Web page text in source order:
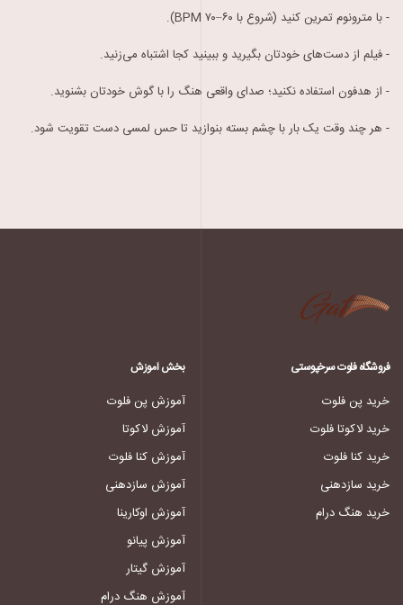
-با مترونوم تمرین کنید (شروع با ۶۰– ۷۰ BPM).
-فیلم از دست‌های خودتان بگیرید و ببینید کجا اشتباه می‌زنید.
- از هدفون استفاده نکنید؛ صدای واقعی هنگ را باگوش خودتان بشنوید.
- هرچند وقت یکبار باچشم بسته بنوازید تا حس لمسی دست تقویت شود.
فروشگاه فلوت سرخپوستی
خرید پن فلوت
خرید لاکوتا فلوت
خرید کنا فلوت
خرید سازدهنی
خرید هنگ درام
بخش آموزش
آموزش پن فلوت
آموزش لاکوتا
آموزش کنا فلوت
آموزش سازدهنی
آموزش اوکارینا
آموزش پیانو
آموزش گیتار
آموزش هنگ درام